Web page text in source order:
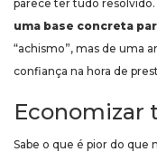
parece ter tudo
uma base concreta
“achismo”, mas de uma
confiança na hora de
Economizar
Sabe o que é pior do que